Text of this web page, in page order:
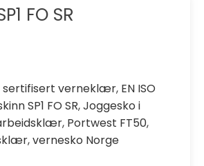
FO SR
sertifisert verneklær, EN ISO
SP1 FO SR,Joggesko i
, Portwest FT50,
,vernesko Norge